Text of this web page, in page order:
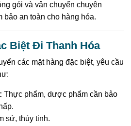
gói và vận chuyển chuyên
bảo an toàn cho hàng hóa.
Biệt Đi Thanh Hóa
các mặt hàng đặc biệt, yêu cầu
Thực phẩm, dược phẩm cần bảo
sứ, thủy tinh.